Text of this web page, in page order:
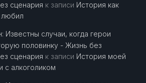
сценария к записи История как
Известны случаи, когда герои
половинку - Жизнь без
сценария к записи История моей
с алкоголиком